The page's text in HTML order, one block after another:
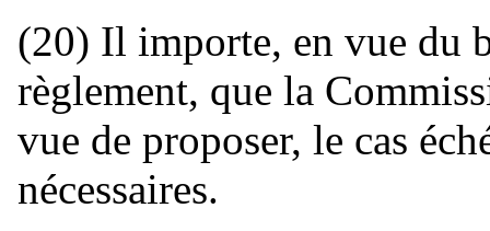
(20) Il importe, en vue du
règlement, que la
vue de proposer, le cas
nécessaires.